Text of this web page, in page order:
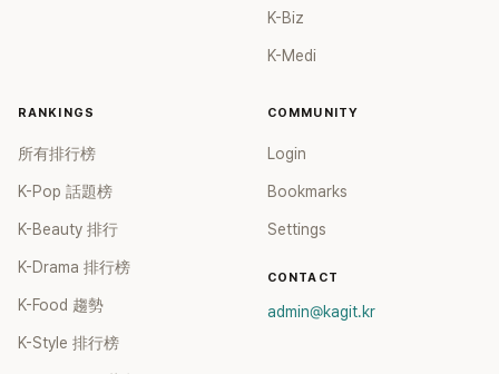
K-Biz
K-Medi
RANKINGS
所有排行榜
K-Pop 話題榜
K-Beauty 排行
K-Drama 排行榜
K-Food 趨勢
K-Style 排行榜
COMMUNITY
Login
Bookmarks
Settings
CONTACT
admin@kagit.kr